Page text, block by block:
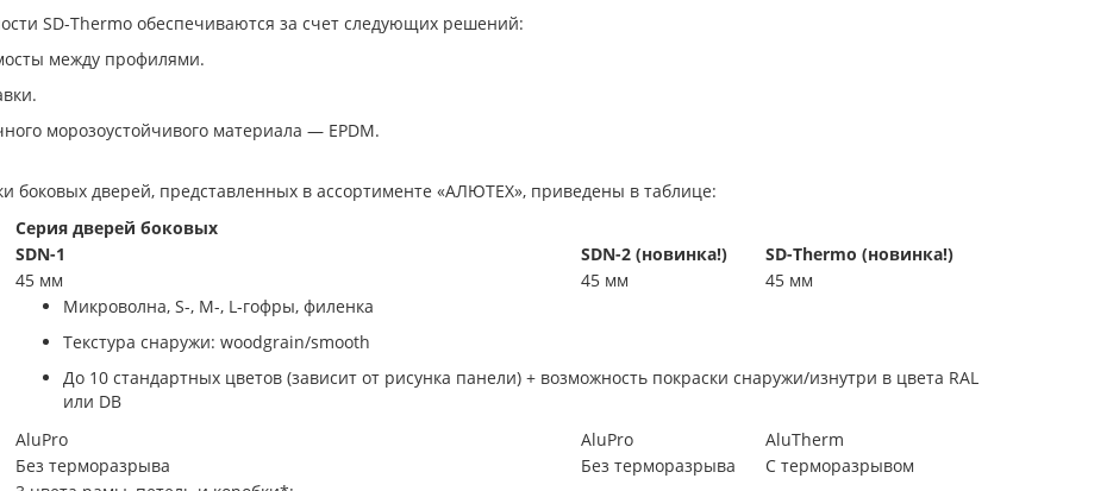
SD-Thermo обеспечиваются за счет следующих решений:
между профилями.
морозоустойчивого материала — EPDM.
боковых дверей, представленных в ассортименте «АЛЮТЕХ», приведены в таблице:
Серия дверей боковых
SDN-1
SDN-2 (новинка!)
SD-Thermo (новинка!)
45 мм 45 мм 45 мм
Микроволна, S-, M-, L-гофры, филенка
Текстура снаружи: woodgrain/smooth
До 10 стандартных цветов (зависит от рисунка панели) + возможность покраски снаружи/изнутри в цвета RAL
или DB
AluPro AluPro
AluTherm
Без терморазрыва Без терморазрыва С терморазрывом